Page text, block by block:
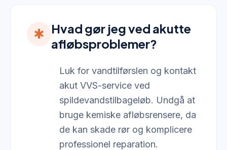
emergency
Hvad gør jeg ved akutte
afløbsproblemer?
Luk for vandtilførslen og kontakt
akut VVS-service ved
spildevandstilbageløb. Undgå at
bruge kemiske afløbsrensere, da
de kan skade rør og komplicere
professionel reparation.